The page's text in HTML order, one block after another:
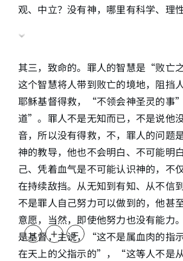
观、中立？没有神，哪里有科学、理性
其三，致命的。罪人的智慧是“败亡
这个智慧将人带到败亡的境地，阻挡
耶稣基督得救，“不领会神圣灵的
道”。罪人不是无知而已，不是说他
音，所以没有得救，不，罪人的问题
神的教导，他也不会明白、不可能明
己、凭着血气是不可能认识神的，不
在持续敌挡。从无知到有知、从不信
不是罪人自己努力可以做到的，他甚
意愿，当然，即使他努力也没有能力
是基督，主说，“这不是属血肉的指
在天上的父指示的”，“这等人不是
- + =